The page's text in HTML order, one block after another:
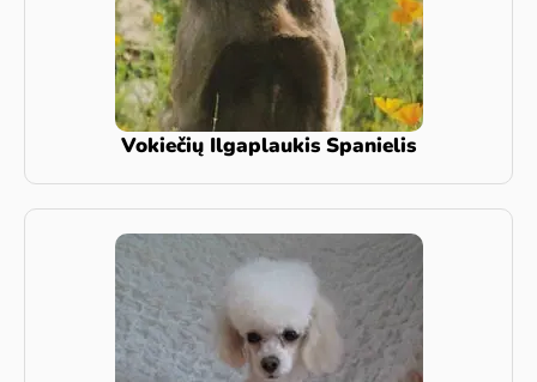
Vokiečių Ilgaplaukis Spanielis